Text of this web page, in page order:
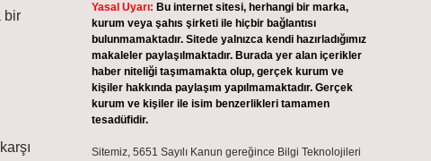
bir
Yasal Uyarı: Bu internet sitesi, herhangi bir marka,
kurum veya şahıs şirketi ile hiçbir bağlantısı
bulunmamaktadır. Sitede yalnızca kendi hazırladığımız
makaleler paylaşılmaktadır. Burada yer alan içerikler
haber niteliği taşımamakta olup, gerçek kurum ve
kişiler hakkında paylaşım yapılmamaktadır. Gerçek
kurum ve kişiler ile isim benzerlikleri tamamen
tesadüfidir.
Sitemiz, 5651 Sayılı Kanun gereğince Bilgi Teknolojileri